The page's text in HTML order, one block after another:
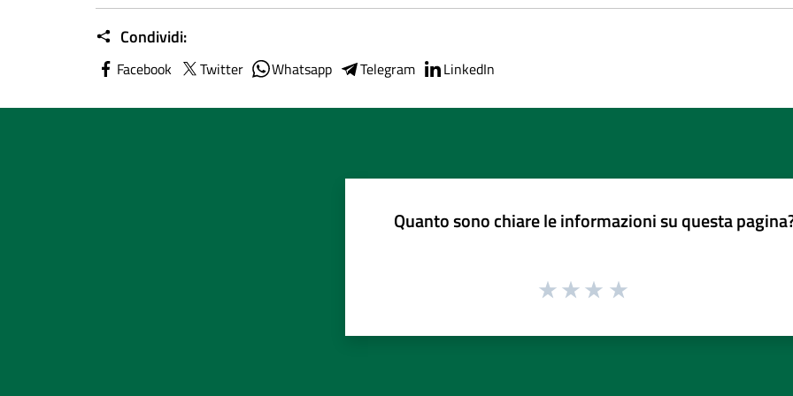
Condividi:
Facebook Twitter Whatsapp Telegram LinkedIn
Quanto sono chiare le informazioni su questa